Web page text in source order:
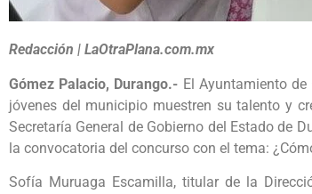
Redacción | LaOtraPlana.com.mx
Gómez Palacio, Durango.- El Ayuntamiento
jóvenes del municipio muestren su talento y
Secretaría General de Gobierno del Estado de
la convocatoria del concurso con el tema:
Sofía Muruaga Escamilla, titular de la